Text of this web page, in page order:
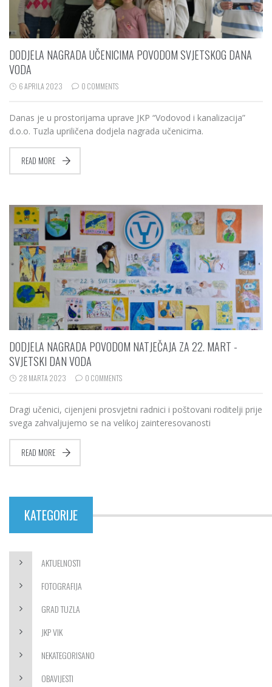
DODJELA NAGRADA UČENICIMA POVODOM SVJETSKOG DANA
VODA
6 APRILA 2023 0 COMMENTS
Danas je u prostorijama uprave JKP “Vodovod i kanalizacija”
d.o.o. Tuzla upriličena dodjela nagrada učenicima.
READ MORE
DODJELA NAGRADA POVODOM NATJEČAJA ZA 22. MART -
SVJETSKI DAN VODA
28 MARTA 2023 0 COMMENTS
Dragi učenici, cijenjeni prosvjetni radnici i poštovani roditelji prije
svega zahvaljujemo se na velikoj zainteresovanosti
READ MORE
KATEGORIJE
AKTUELNOSTI
FOTOGRAFIJA
GRAD TUZLA
JKP VIK
NEKATEGORISANO
OBAVIJESTI